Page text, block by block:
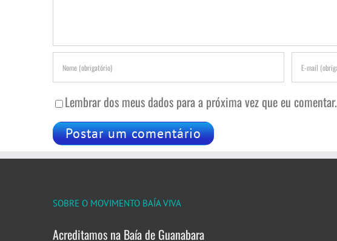
Lembrar dos meus dados para a próxima vez que eu comentar.
SOBRE O MOVIMENTO BAÍA VIVA
Acreditamos na Baía de Guanabara